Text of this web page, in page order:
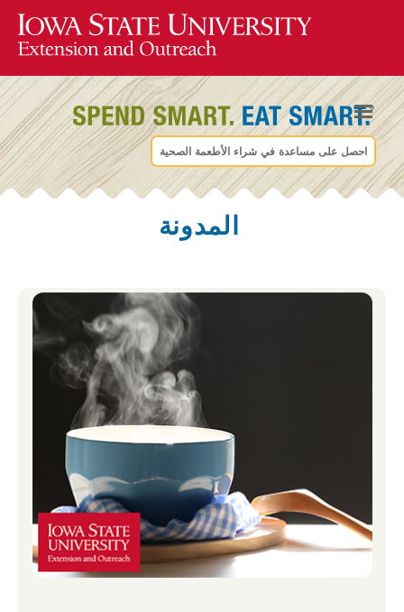
احصل على مساعدة في شراء الأطعمة الصحية
المدونة